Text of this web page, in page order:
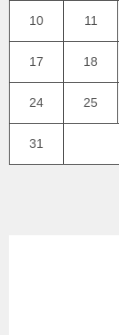
10 11
17 18
24 25
31